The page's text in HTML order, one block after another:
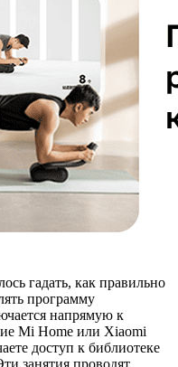
гадать, как правильно
программу
напрямую к
Mi Home или Xiaomi
доступ к библиотеке